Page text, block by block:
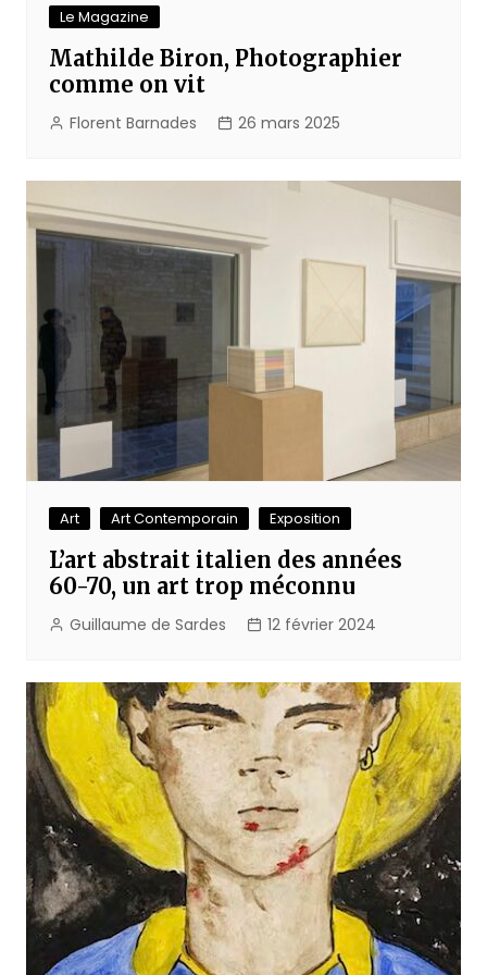
Le Magazine
Mathilde Biron, Photographier
comme on vit
Florent Barnades 26 mars 2025
Art Art Contemporain Exposition
L’art abstrait italien des années
60-70, un art trop méconnu
Guillaume de Sardes 12 février 2024